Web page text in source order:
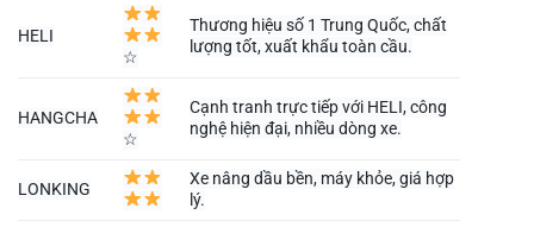
HELI
☆
Thương hiệu số 1 Trung Quốc, chất
lượng tốt, xuất khẩu toàn cầu.
HANGCHA
☆
Cạnh tranh trực tiếp với HELI, công
nghệ hiện đại, nhiều dòng xe.
LONKING
Xe nâng dầu bền, máy khỏe, giá hợp
lý.